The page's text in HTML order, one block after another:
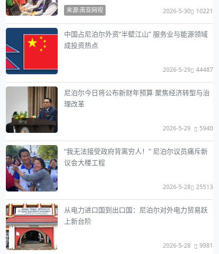
来源:南亚网视 2026-5-30 10221
中国占尼泊尔外资“半壁江山” 服务业与能源领域
成投资热点
2026-5-29 44487
尼泊尔今日将公布新财年预算 聚焦经济转型与治
理改革
2026-5-29 5940
“我无法接受政府背离穷人！” 尼泊尔议员痛斥新
议会大楼工程
2026-5-28 25513
从电力进口国到出口国：尼泊尔对外电力贸易跃
上新台阶
2026-5-28 9981